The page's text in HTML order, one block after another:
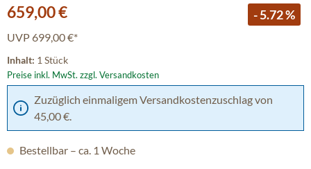
Verkaufspreis:
659,00 € - 5.72 %
UVP 699,00 €*
Inhalt: 1 Stück
Preise inkl. MwSt. zzgl. Versandkosten
Zuzüglich einmaligem Versandkostenzuschlag von
45,00 €.
Bestellbar – ca. 1 Woche